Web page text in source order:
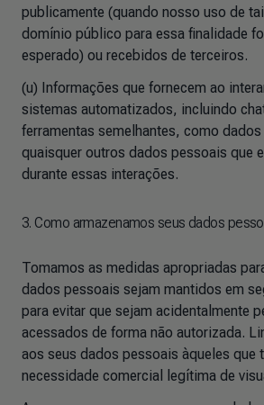
publicamente (quando nosso uso de
domínio público para essa finalidade
esperado) ou recebidos de terceiros.
(u) Informações que fornecem ao
sistemas automatizados, incluindo
ferramentas semelhantes, como
quaisquer outros dados pessoais que
durante essas interações.
3. Como armazenamos seus dados
Tomamos as medidas apropriadas
dados pessoais sejam mantidos em
para evitar que sejam acidentalmente
acessados de forma não autorizada.
aos seus dados pessoais àqueles que
necessidade comercial legítima de